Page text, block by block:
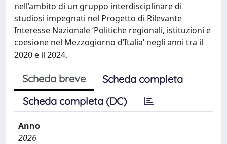
nell’ambito di un gruppo interdisciplinare di
studiosi impegnati nel Progetto di Rilevante
Interesse Nazionale ‘Politiche regionali, istituzioni e
coesione nel Mezzogiorno d’Italia’ negli anni tra il
2020 e il 2024.
Scheda breve
Scheda completa
Scheda completa (DC)
Anno
2026